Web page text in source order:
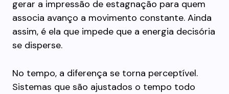
gerar a impressão de estagnação para quem
associa avanço a movimento constante. Ainda
assim, é ela que impede que a energia decisória
se disperse.
No tempo, a diferença se torna perceptível.
Sistemas que são ajustados o tempo todo